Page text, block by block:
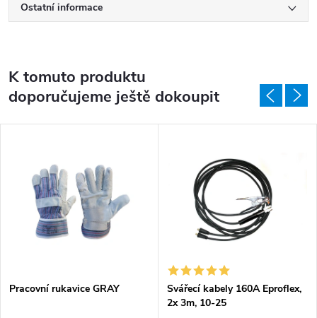
Ostatní informace
K tomuto produktu
doporučujeme ještě dokoupit
Pracovní rukavice GRAY
Svářecí kabely 160A Eproflex,
2x 3m, 10-25